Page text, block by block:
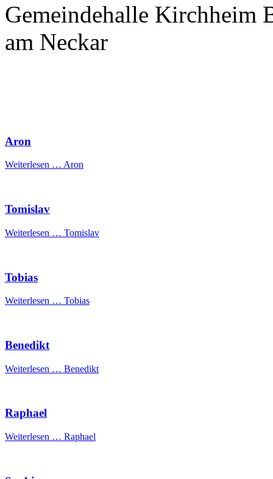
Gemeindehalle Kirchheim
am Neckar
Aron
Weiterlesen … Aron
Tomislav
Weiterlesen … Tomislav
Tobias
Weiterlesen … Tobias
Benedikt
Weiterlesen … Benedikt
Raphael
Weiterlesen … Raphael